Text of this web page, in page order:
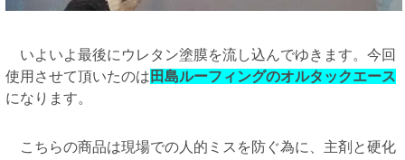
いよいよ最後にウレタン塗膜を流し込んでゆきます。今回
使用させて頂いたのは 田島ルーフィングのオルタックエース
になります。
こちらの商品は現場での人的ミスを防ぐ為に、主剤と硬化